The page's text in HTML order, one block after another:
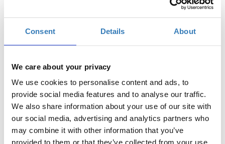
Consent Details About
We care about your privacy
We use cookies to personalise content and ads, to
provide social media features and to analyse our traffic.
We also share information about your use of our site with
our social media, advertising and analytics partners who
may combine it with other information that you’ve
provided to them or that they’ve collected from your use
Καθημερινά ερχόμαστε αντιμέτωποι με πληθώρα από
δεδομένα που καλούμαστε να οργανώσουμε και να
επεξεργαστούμε προκειμένου να εξάγουμε
συμπεράσματα και να κάνουμε τη ζωή μας ευκολότερη. Το
υπολογιστικό φύλλο του Microsoft Excel μας παρέχει
αυτή τη δυνατότητα και μέσα από το συγκεκριμένο